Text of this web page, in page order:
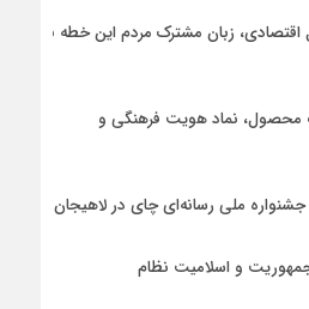
زبان مشترک مردم این خطه با
محصول، نماد هویت فرهنگی و
جشنواره ملی رسانه‌ای چای در لاهیجان
و اسلامیت نظام